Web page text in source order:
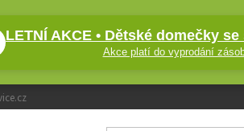
LETNÍ AKCE • Dětské domečky
Akce platí do vyprodání